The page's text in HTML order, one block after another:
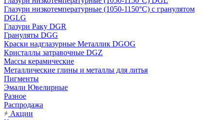
Глазури низкотемпературные (1050-1150°С) с гранулятом
DGLG
Глазури Раку DGR
Грануляты DGG
Краски надглазурные Металлик DGOG
Кристаллы затравочные DGZ
Массы керамические
Металлические глины и металлы для литья
Пигменты
Эмали Ювелирные
Разное
Распродажа
Акции